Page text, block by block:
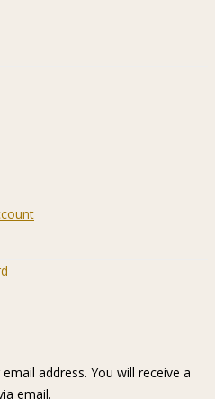
address. You will receive a
email.